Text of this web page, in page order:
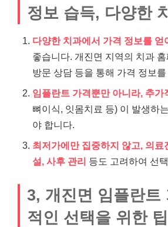
정보 습득, 다양한
다양한 치과에서 가격 정보를 얻
좋습니다. 개진면 지역의 치과 홈
방문 상담 등을 통해 가격 정보
임플란트 가격뿐만 아니라, 추가
뼈이식, 잇몸치료 등) 이 발생하
야 합니다.
최저가에만 집중하지 않고, 의료
설, 사후 관리 등도 고려하여 선
3, 개진면 임플란트
적인 선택을 위한 팁